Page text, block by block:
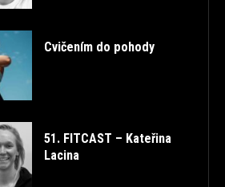
Cvičením do pohody
51. FITCAST – Kateřina
Lacina